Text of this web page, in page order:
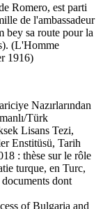
Romero, est parti
de l'ambassadeur
bey sa route pour la
(L'Homme
1916)
Nazırlarından
Türk
Lisans Tezi,
Enstitüsü, Tarih
: thèse sur le rôle
turque, en Turc,
dont
of Bulgaria and